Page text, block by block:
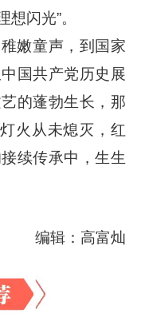
闪光”。
嫩童声，到国家
国共产党历史展
的蓬勃生长，那
火从未熄灭，红
续传承中，生生
编辑：高富灿